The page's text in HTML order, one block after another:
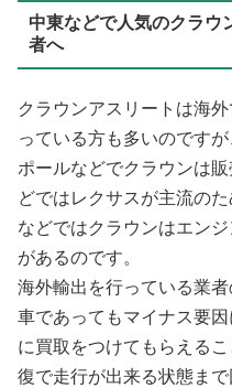
中東などで人気のクラウ
者へ
クラウンアスリートは海
っている方も多いのです
ポールなどでクラウンは
どではレクサスが主流の
などではクラウンはエン
があるのです。
海外輸出を行っている業
車であってもマイナス要
に買取をつけてもらえる
復で走行が出来る状態ま